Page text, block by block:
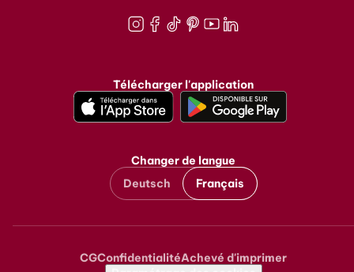
Télécharger l'application
Changer de langue
Deutsch
Français
Metanavigation
CGConfidentialitéAchevé d'imprimer